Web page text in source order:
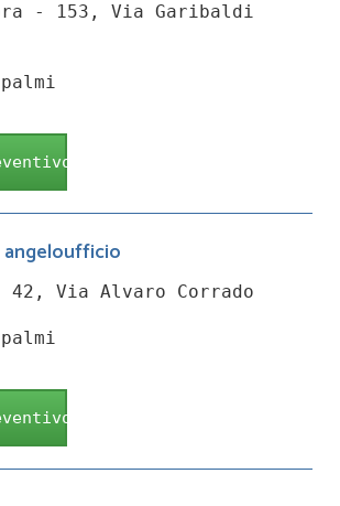
- 153, Via Garibaldi
angeloufficio
42, Via Alvaro Corrado